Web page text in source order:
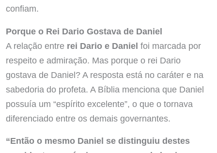
confiam.
Porque o Rei Dario Gostava de Daniel
A relação entre rei Dario e Daniel foi marcada por
respeito e admiração. Mas porque o rei Dario
gostava de Daniel? A resposta está no caráter e na
sabedoria do profeta. A Bíblia menciona que Daniel
possuía um “espírito excelente”, o que o tornava
diferenciado entre os demais governantes.
“Então o mesmo Daniel se distinguiu destes